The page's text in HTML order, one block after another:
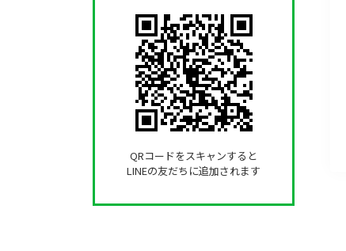
QRコードをスキャンすると
LINEの友だちに追加されます